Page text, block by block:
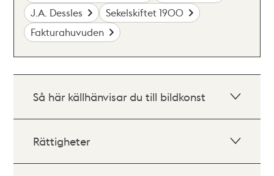
J.A. Dessles
Sekelskiftet 1900
Fakturahuvuden
Så här källhänvisar du till bildkonst
Rättigheter